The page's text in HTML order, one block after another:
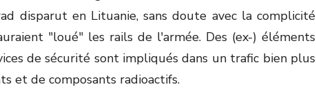
disparut en Lituanie, sans doute avec la complicité
"loué" les rails de l'armée. Des (ex-) éléments
de sécurité sont impliqués dans un trafic bien plus
et de composants radioactifs.